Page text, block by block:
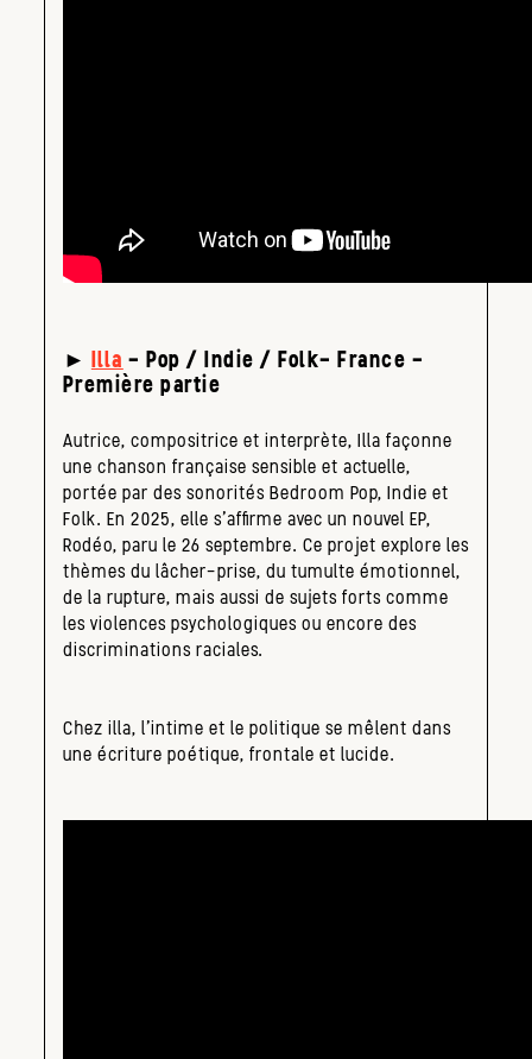
► Illa – Pop / Indie / Folk– France –
Première partie
Autrice, compositrice et interprète, Illa façonne
une chanson française sensible et actuelle,
portée par des sonorités Bedroom Pop, Indie et
Folk. En 2025, elle s’affirme avec un nouvel EP,
Rodéo, paru le 26 septembre. Ce projet explore les
thèmes du lâcher-prise, du tumulte émotionnel,
de la rupture, mais aussi de sujets forts comme
les violences psychologiques ou encore des
discriminations raciales.
Chez illa, l’intime et le politique se mêlent dans
une écriture poétique, frontale et lucide.